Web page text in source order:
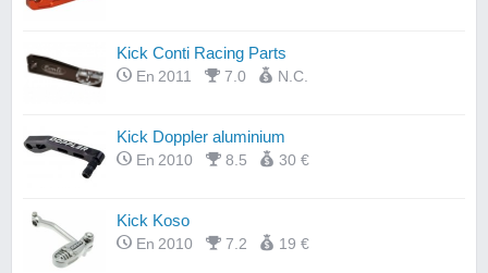
Kick Conti Racing Parts
En 2011 7.0 N.C.
Kick Doppler aluminium
En 2010 8.5 30 €
Kick Koso
En 2010 7.2 19 €